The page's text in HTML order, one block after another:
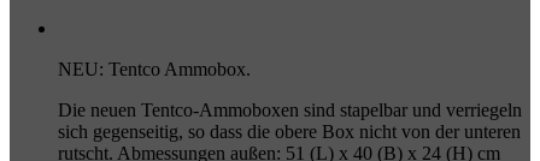
NEU: Tentco Ammobox.
Die neuen Tentco-Ammoboxen sind stapelbar und verriegeln
sich gegenseitig, so dass die obere Box nicht von der unteren
rutscht. Abmessungen außen: 51 (L) x 40 (B) x 24 (H) cm